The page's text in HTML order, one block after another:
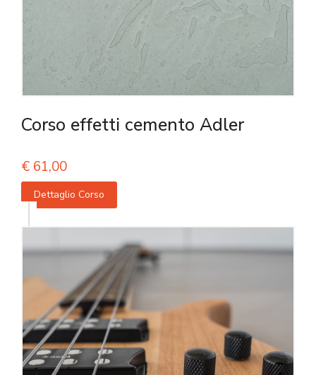
Corso effetti cemento Adler
€ 61,00
Dettaglio Corso